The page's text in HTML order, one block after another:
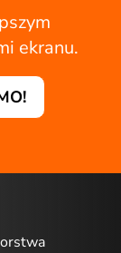
ekranu.